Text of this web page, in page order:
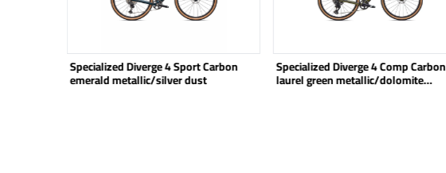
Specialized Diverge 4 Sport Carbon
emerald metallic/silver dust
Specialized Diverge 4 Comp Carbon
laurel green metallic/dolomite
metallic